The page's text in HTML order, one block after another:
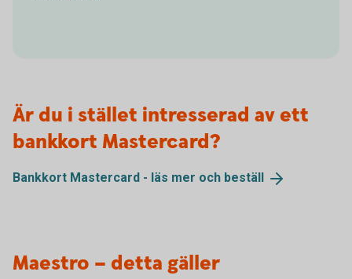
Är du i stället intresserad av ett
bankkort Mastercard?
Bankkort Mastercard - läs mer och beställ
Maestro – detta gäller